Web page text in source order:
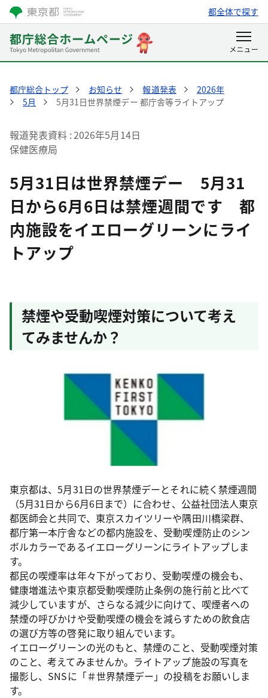
都全体で探す
都庁総合トップ お知らせ 報道発表
2026年
5月
5月31日世界禁煙デー 都庁舎等ライトアップ
報道発表資料 2026年5月14日
保健医療局
5月31日は世界禁煙デー 5月31
日から6月6日は禁煙週間です 都
内施設をイエローグリーンにライ
トアップ
禁煙や受動喫煙対策について考え
てみませんか？
東京都は、5月31日の世界禁煙デーとそれに続く禁煙週間
（5月31日から6月6日まで）に合わせ、公益社団法人東京
都医師会と共同で、東京スカイツリーや隅田川橋梁群、
都庁第一本庁舎などの都内施設を、受動喫煙防止のシン
ボルカラーであるイエローグリーンにライトアップしま
す。
都民の喫煙率は年々下がっており、受動喫煙の機会も、
健康増進法や東京都受動喫煙防止条例の施行前と比べて
減少していますが、さらなる減少に向けて、喫煙者への
禁煙の呼びかけや受動喫煙の機会を減らすための飲食店
の選び方等の啓発に取り組んでいます。
イエローグリーンの光のもと、禁煙のこと、受動喫煙対策
のこと、考えてみませんか。ライトアップ施設の写真を
撮影し、SNSに「＃世界禁煙デー」の投稿をお願いしま
す。